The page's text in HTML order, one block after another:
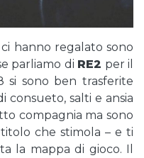
hanno regalato sono
parliamo di RE2 per il
si sono ben trasferite
consueto, salti e ansia
compagnia ma sono
che stimola – e ti
la mappa di gioco. Il